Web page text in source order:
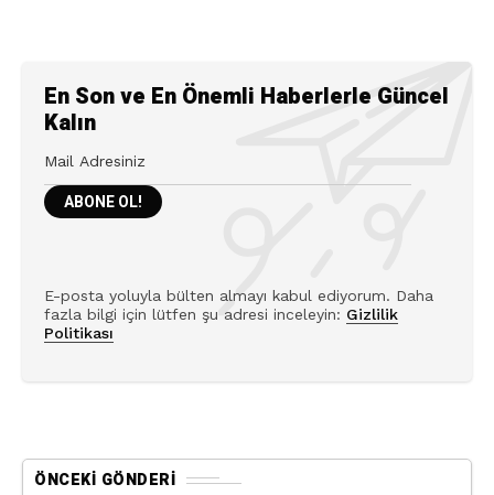
En Son ve En Önemli Haberlerle Güncel
Kalın
E-posta yoluyla bülten almayı kabul ediyorum. Daha
fazla bilgi için lütfen şu adresi inceleyin: Gizlilik
Politikası
ÖNCEKI GÖNDERI